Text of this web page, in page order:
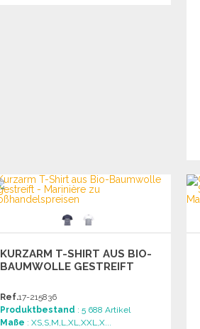
KURZARM T-SHIRT AUS BIO-
BAUMWOLLE GESTREIFT
Ref.17-215836
Produktbestand : 5 688 Artikel
Maße : XS,S,M,L,XL,XXL,X...